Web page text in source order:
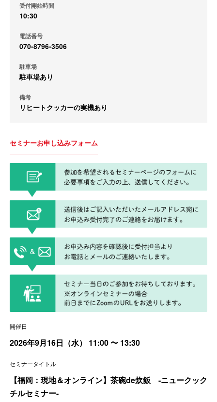
受付開始時間
10:30
電話番号
070-8796-3506
駐車場
駐車場あり
備考
リヒートクッカーの実機あり
セミナーお申し込みフォーム
開催日
2026年9月16日（水） 11:00 〜 13:30
セミナータイトル
【福岡：現地＆オンライン】茶碗de炊飯 -ニュークック
チルセミナー-